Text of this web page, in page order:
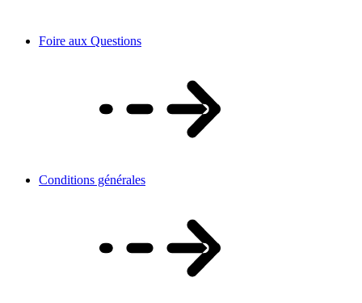
Foire aux Questions
Conditions générales